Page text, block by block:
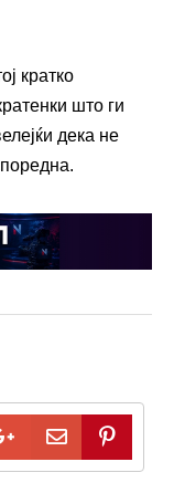
кратко
што ги
дека не